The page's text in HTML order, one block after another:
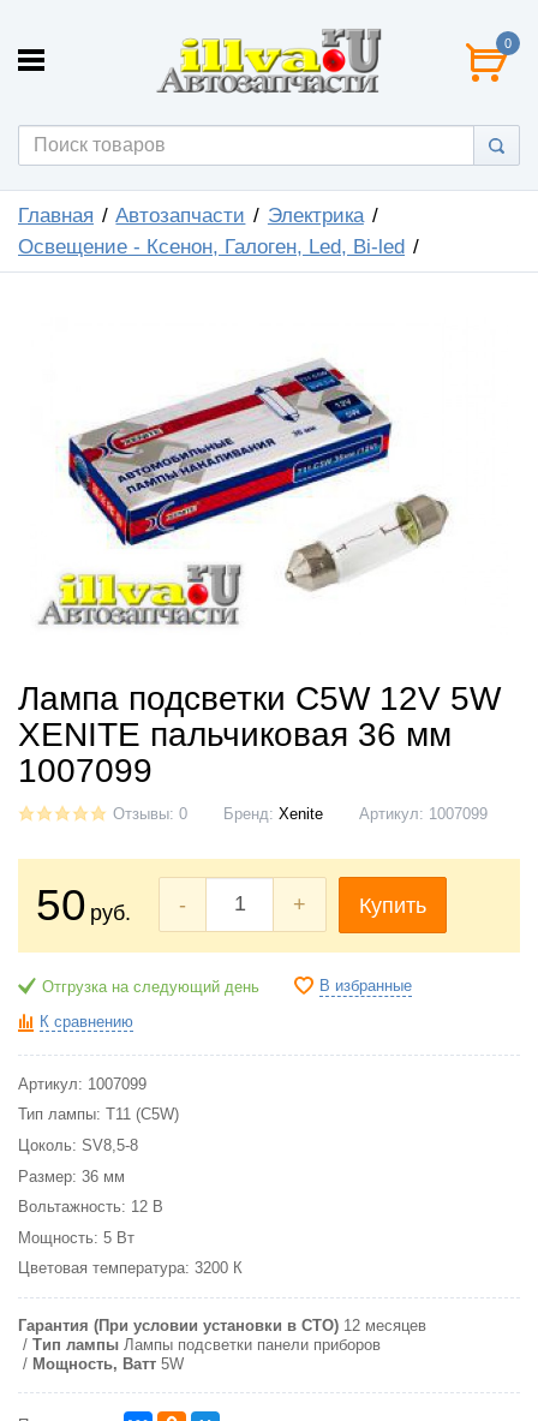
0
Главная Автозапчасти
Электрика
Освещение - Ксенон, Галоген, Led, Bi-led
Лампа подсветки C5W 12V 5W
XENITE пальчиковая 36 мм
1007099
Отзывы: 0 Бренд: Xenite Артикул: 1007099
50 руб. - + Купить
Отгрузка на следующий день В избранные
К сравнению
Артикул: 1007099
Тип лампы: T11 (C5W)
Цоколь: SV8,5-8
Размер: 36 мм
Вольтажность: 12 В
Мощность: 5 Вт
Цветовая температура: 3200 К
Гарантия (При условии установки в СТО) 12 месяцев
Тип лампы Лампы подсветки панели приборов
Мощность, Ватт 5W